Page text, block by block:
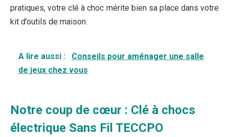
pratiques, votre clé à choc mérite bien sa place dans votre
kit d’outils de maison.
A lire aussi :
Conseils pour aménager une salle
de jeux chez vous
Notre coup de cœur : Clé à chocs
électrique Sans Fil TECCPO